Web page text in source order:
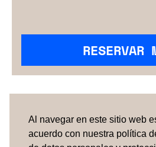
Al navegar en este sitio web
acuerdo con nuestra política
RESERVAR
¿No has encontrado el